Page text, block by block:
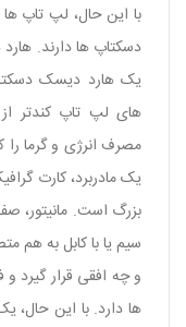
با این حال، لپ تاپ
دسکتاپ ها دارند.
یک هارد دیسک
های لپ تاپ کندتر
مصرف انرژی و گرما
یک مادربرد، کارت
بزرگ است. مانیتور،
سیم یا با کابل به
و چه افقی قرار گیرد
ها دارد. با این